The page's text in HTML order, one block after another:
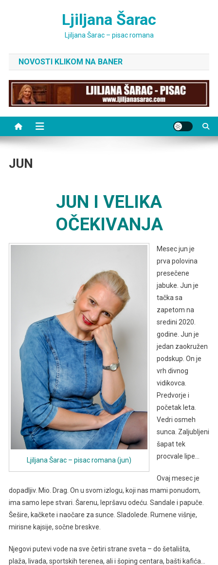
Ljiljana Šarac
Ljiljana Šarac – pisac romana
NOVOSTI KLIKOM NA BANER
JUN
JUN I VELIKA
OČEKIVANJA
Ljiljana Šarac – pisac romana (jun)
Mesec jun je
prva polovina
presečene
jabuke. Jun je
tačka sa
zapetom na
sredini 2020.
godine. Jun je
jedan zaokružen
podskup. On je
vrh divnog
vidikovca.
Predvorje i
početak leta.
Vedri osmeh
sunca. Zaljubljeni
šapat tek
procvale lipe…
Ovaj mesec je
dopadljiv. Mio. Drag. On u svom izlogu, koji nas mami ponudom,
ima samo lepe stvari. Šarenu, lepršavu odeću. Sandale i papuče.
Šešire, kačkete i naočare za sunce. Sladolede. Rumene višnje,
mirisne kajsije, sočne breskve.
Njegovi putevi vode na sve četiri strane sveta – do šetališta,
plaža, livada, sportskih terenea, ali i šoping centara, bašti kafića…